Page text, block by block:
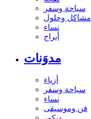
سياحة وسفر
مشاكل وحلول
نساء
أبراج
مدوَنات
أزياء
سياحة وسفر
نساء
فن وموسيقى